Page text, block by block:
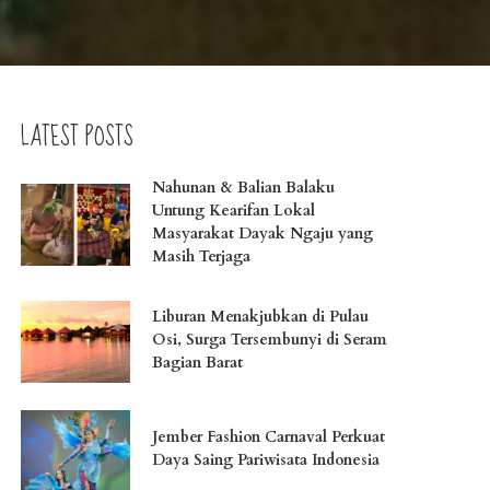
LATEST POSTS
Nahunan & Balian Balaku
Untung Kearifan Lokal
Masyarakat Dayak Ngaju yang
Masih Terjaga
Liburan Menakjubkan di Pulau
Osi, Surga Tersembunyi di Seram
Bagian Barat
Jember Fashion Carnaval Perkuat
Daya Saing Pariwisata Indonesia